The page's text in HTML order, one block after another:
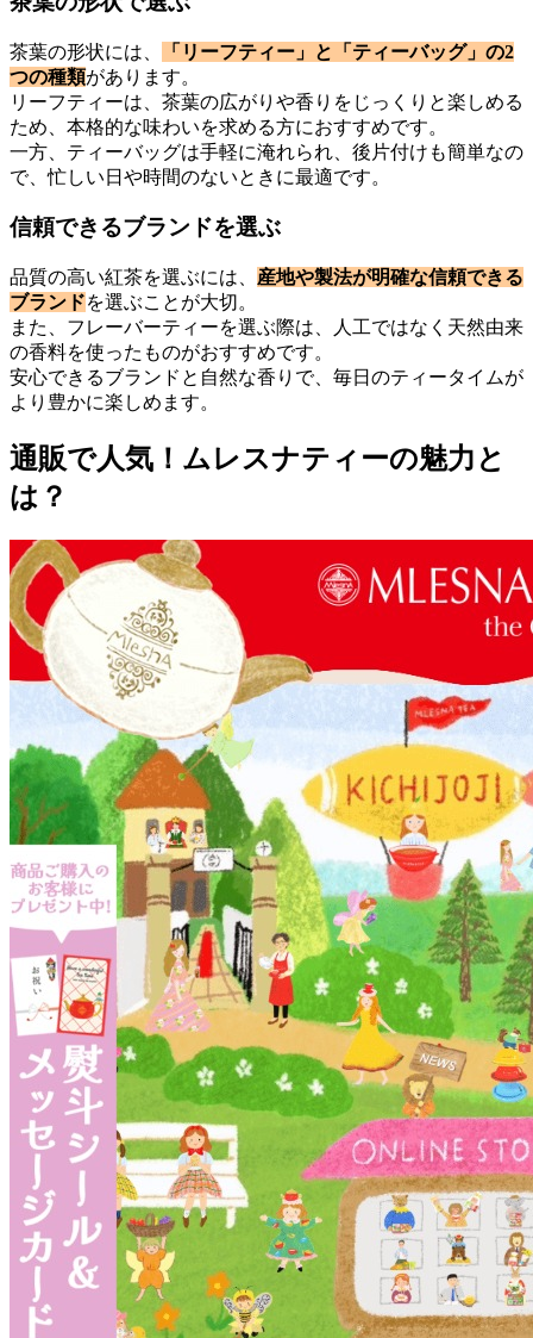
茶葉の形状には、
「リーフティー」と「ティーバッグ」の2
つの種類があります。
リーフティーは、茶葉の広がりや香りをじっくりと楽しめる
ため、本格的な味わいを求める方におすすめです。
一方、ティーバッグは手軽に淹れられ、後片付けも簡単なの
で、忙しい日や時間のないときに最適です。
信頼できるブランドを選ぶ
品質の高い紅茶を選ぶには、 産地や製法が明確な信頼できる
ブランドを選ぶことが大切。
また、フレーバーティーを選ぶ際は、人工ではなく天然由来
の香料を使ったものがおすすめです。
安心できるブランドと自然な香りで、毎日のティータイムが
より豊かに楽しめます。
通販で人気！ムレスナティーの魅力と
は？